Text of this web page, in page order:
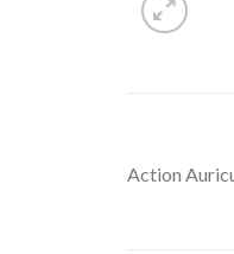
Action